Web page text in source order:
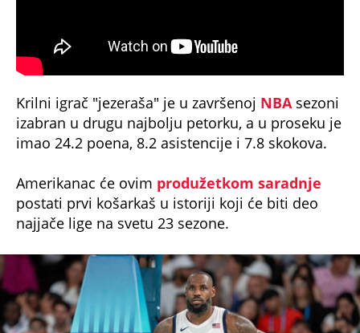
Krilni igrač "jezeraša" je u završenoj NBAsezoni
izabran u drugu najbolju petorku, a u proseku je
imao 24.2 poena, 8.2 asistencije i 7.8 skokova.
Amerikanac će ovim produžetkom saradnje
postati prvi košarkaš u istoriji koji će biti deo
najjače lige na svetu 23 sezone.